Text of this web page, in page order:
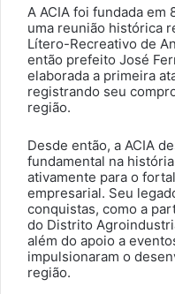
A ACIA foi fundada
uma reunião histórica
Lítero-Recreativo de
então prefeito José
elaborada a primeira
registrando seu
região.
Desde então, a ACIA
fundamental na
ativamente para o
empresarial. Seu
conquistas, como a
do Distrito
além do apoio a
impulsionaram o
região.